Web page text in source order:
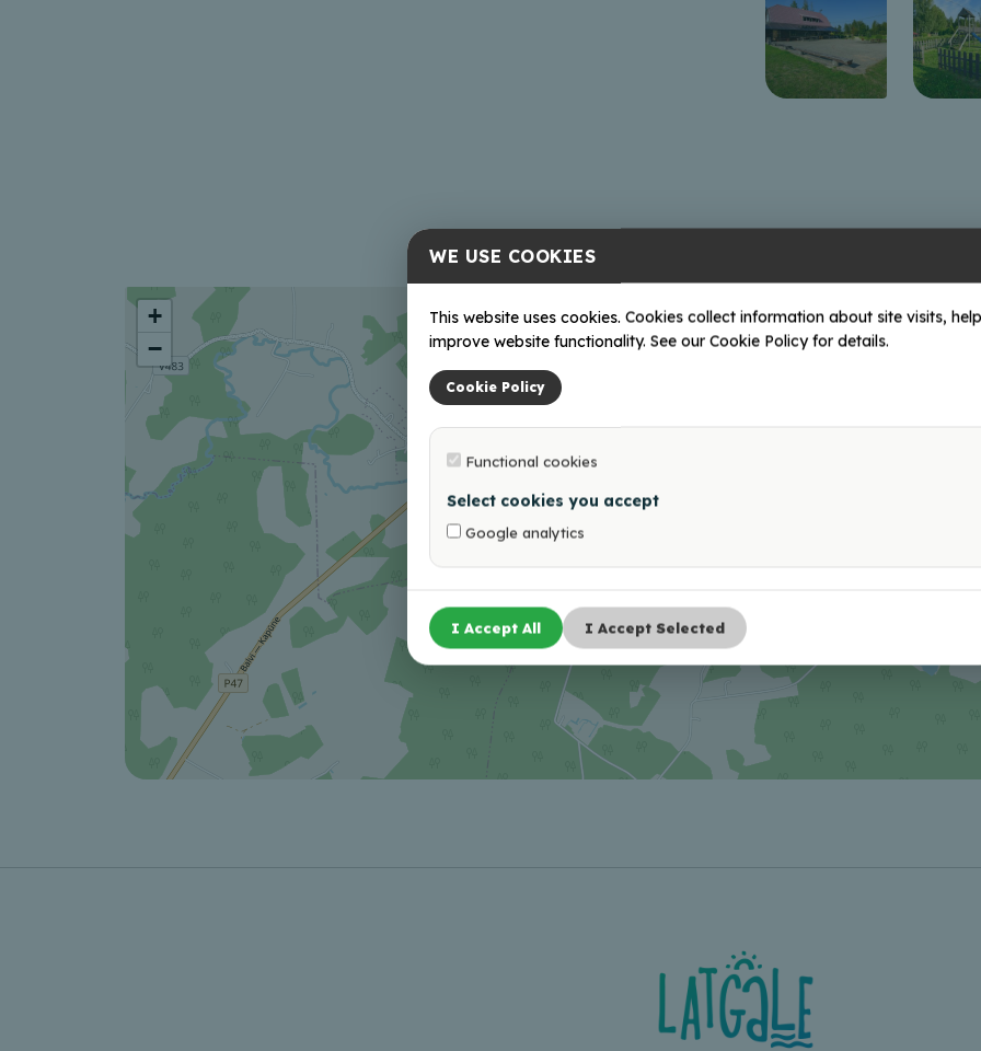
+
−
WE USE COOKIES
This website uses cookies. Cookies collect information about site visits,
improve website functionality. See our Cookie Policy for details.
Cookie Policy
Functional cookies
Select cookies you accept
Google analytics
I Accept All I Accept Selected